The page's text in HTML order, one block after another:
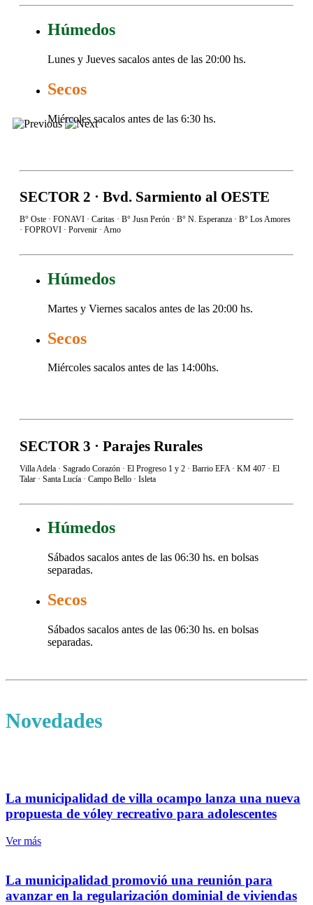
Húmedos
Lunes y Jueves sacalos antes de las 20:00 hs.
Secos
Miércoles sacalos antes de las 6:30 hs.
SECTOR 2 · Bvd. Sarmiento al OESTE
B° Oste · FONAVI · Caritas · B° Jusn Perón · B° N. Esperanza · B° Los Amores
· FOPROVI · Porvenir · Arno
Húmedos
Martes y Viernes sacalos antes de las 20:00 hs.
Secos
Miércoles sacalos antes de las 14:00hs.
SECTOR 3 · Parajes Rurales
Villa Adela · Sagrado Corazón · El Progreso 1 y 2 · Barrio EFA · KM 407 · El
Talar · Santa Lucía · Campo Bello · Isleta
Húmedos
Sábados sacalos antes de las 06:30 hs. en bolsas
separadas.
Secos
Sábados sacalos antes de las 06:30 hs. en bolsas
separadas.
Novedades
la municipalidad de villa ocampo lanza una nueva
propuesta de vóley recreativo para adolescentes
Ver más
la municipalidad promovió una reunión para
avanzar en la regularización dominial de viviendas